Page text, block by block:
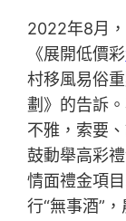
2022年8月
《展開低價彩
村移風易俗
劃》的告訴
不雅，索要
鼓動舉高彩
情面禮金項
行“無事酒”